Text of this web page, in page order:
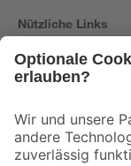
Nützliche Links
Der toom Newsletter:
Zur Newsletter